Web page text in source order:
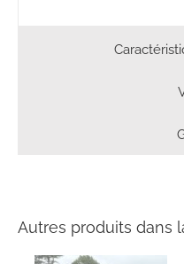
Autres produits dans